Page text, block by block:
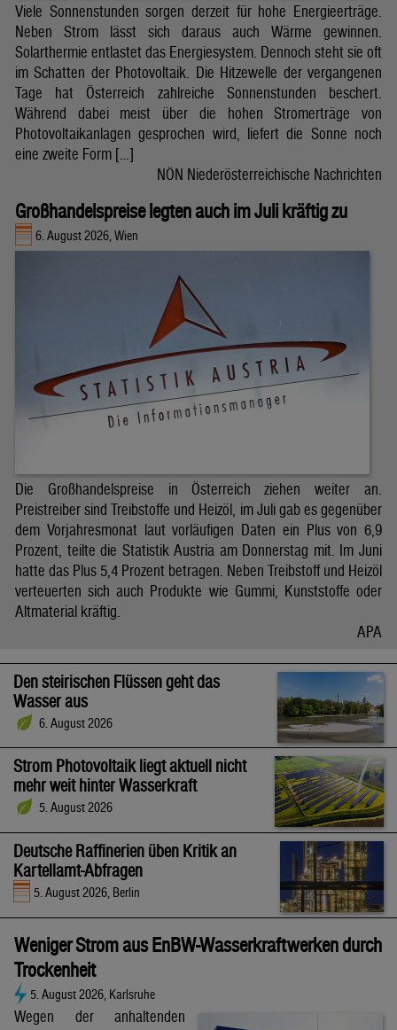
Viele Sonnenstunden sorgen derzeit für hohe Energieerträge.
Neben Strom lässt sich daraus auch Wärme gewinnen.
Solarthermie entlastet das Energiesystem. Dennoch steht sie oft
im Schatten der Photovoltaik. Die Hitzewelle der vergangenen
Tage hat Österreich zahlreiche Sonnenstunden beschert.
Während dabei meist über die hohen Stromerträge von
Photovoltaikanlagen gesprochen wird, liefert die Sonne noch
eine zweite Form […]
NÖN Niederösterreichische Nachrichten
Großhandelspreise legten auch im Juli kräftig zu
6. August 2026, Wien
Die Großhandelspreise in Österreich ziehen weiter an.
Preistreiber sind Treibstoffe und Heizöl, im Juli gab es gegenüber
dem Vorjahresmonat laut vorläufigen Daten ein Plus von 6,9
Prozent, teilte die Statistik Austria am Donnerstag mit. Im Juni
hatte das Plus 5,4 Prozent betragen. Neben Treibstoff und Heizöl
verteuerten sich auch Produkte wie Gummi, Kunststoffe oder
Altmaterial kräftig.
APA
Den steirischen Flüssen geht das
Wasser aus
6. August 2026
Strom Photovoltaik liegt aktuell nicht
mehr weit hinter Wasserkraft
5. August 2026
Deutsche Raffinerien üben Kritik an
Kartellamt-Abfragen
5. August 2026, Berlin
Weniger Strom aus EnBW-Wasserkraftwerken durch
Trockenheit
5. August 2026, Karlsruhe
Wegen der anhaltenden